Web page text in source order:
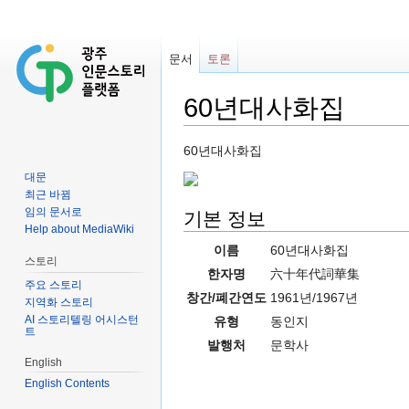
60년대사화집
60년대사화집
기본 정보
이름
60년대사화집
한자명
六十年代詞華集
창간/폐간연도 1961년/1967년
유형
동인지
발행처
문학사
문서 토론
대문
최근 바뀜
임의 문서로
Help about MediaWiki
스토리
주요 스토리
지역화 스토리
AI 스토리텔링 어시스턴
트
English
English Contents